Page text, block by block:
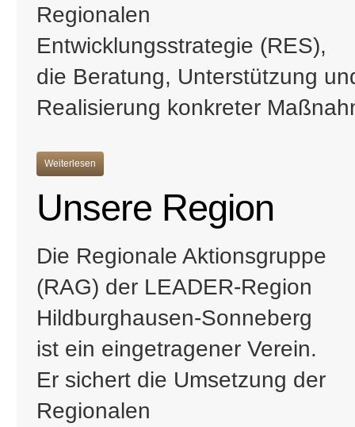
Regionalen
Entwicklungsstrategie (RES),
die Beratung, Unterstützung
Realisierung konkreter
Weiterlesen
Unsere Region
Die Regionale Aktionsgruppe
(RAG) der LEADER-Region
Hildburghausen-Sonneberg
ist ein eingetragener Verein.
Er sichert die Umsetzung der
Regionalen